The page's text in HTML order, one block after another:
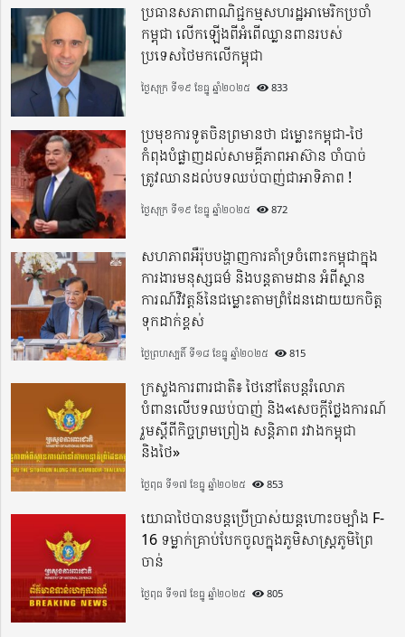
ប្រធានសភាពាណិជ្ជកម្មសហរដ្ឋអាមេរិកប្រចាំ
កម្ពុជា លើកឡើងពីអំពើឈ្លានពានរបស់
ប្រទេសថៃមកលើកម្ពុជា
ថ្ងៃសុក្រ ទី១៩ ខែធ្នូ ឆ្នាំ២០២៥ 833
ប្រមុខការទូតចិនព្រមានថា ជម្លោះកម្ពុជា-ថៃ
កំពុងបំផ្លាញដល់សាមគ្គីភាពអាស៊ាន ចាំបាច់
ត្រូវឈានដល់បទឈប់បាញ់ជាអាទិភាព !
ថ្ងៃសុក្រ ទី១៩ ខែធ្នូ ឆ្នាំ២០២៥ 872
សហភាពអឺរ៉ុបបង្ហាញការគាំទ្រចំពោះកម្ពុជាក្នុង
ការងារមនុស្សធម៌ និងបន្តតាមដាន អំពីស្ថាន
ការណ៍វិវត្តន៍នៃជម្លោះតាមព្រំដែនដោយយកចិត្ត
ទុកដាក់ខ្ពស់
ថ្ងៃព្រហស្បតិ៍ ទី១៨ ខែធ្នូ ឆ្នាំ២០២៥ 815
ក្រសួងការពារជាតិ៖ ថៃនៅតែបន្តរំលោភ
បំពានលើបទឈប់បាញ់ និង«សេចក្តីថ្លែងការណ៍
រួមស្តីពីកិច្ចព្រមព្រៀង សន្តិភាព រវាងកម្ពុជា
និងថៃ»
ថ្ងៃពុធ ទី១៧ ខែធ្នូ ឆ្នាំ២០២៥ 853
យោធាថៃបានបន្តប្រើប្រាស់យន្តហោះចម្បាំង F-
16 ទម្លាក់គ្រាប់បែកចូលក្នុងភូមិសាស្ត្រភូមិព្រៃ
ចាន់
ថ្ងៃពុធ ទី១៧ ខែធ្នូ ឆ្នាំ២០២៥ 805